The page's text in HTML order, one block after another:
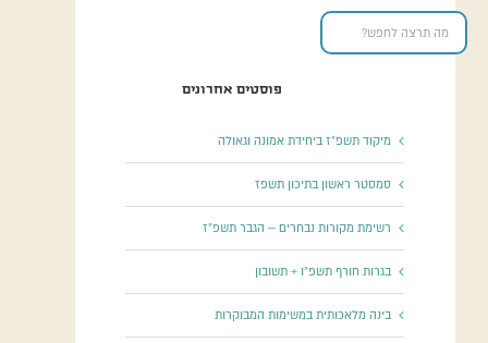
פוסטים אחרונים
מיקוד תשפ”ז ביחידת אמונה וגאולה
סמסטר ראשון בתיכון תשפז
רשימת מקורות נבחרים – הגבר תשפ”ז
בגרות חורף תשפ”ו + תשובון
בינה מלאכותית במשימות המבוקרות